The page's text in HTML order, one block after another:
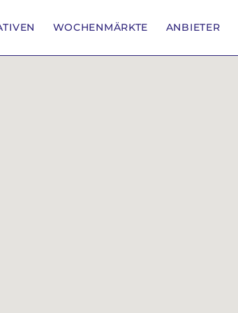
WOCHENMÄRKTE ANBIETER